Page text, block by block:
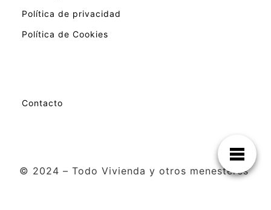
Política de privacidad
Política de Cookies
Contacto
© 2024 – Todo Vivienda y otros menesteres